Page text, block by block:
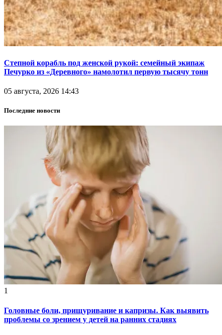
Степной корабль под женской рукой: семейный экипаж
Печурко из «Деревного» намолотил первую тысячу тонн
05 августа, 2026 14:43
Последние новости
1
Головные боли, прищуривание и капризы. Как выявить
проблемы со зрением у детей на ранних стадиях